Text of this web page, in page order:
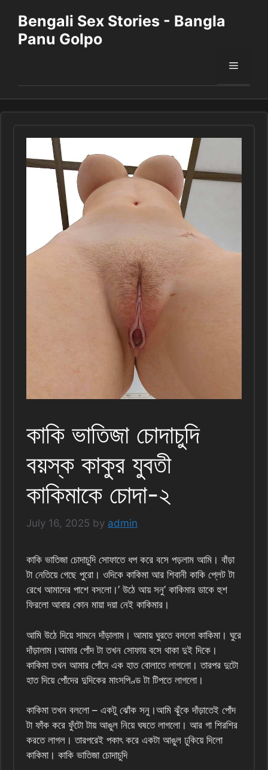
content
Bengali Sex Stories - Bangla
Panu Golpo
Menu
কাকি ভাতিজা চোদাচুদি
বয়স্ক কাকুর যুবতী
কাকিমাকে চোদা-২
July 16, 2025 by admin
কাকি ভাতিজা চোদাচুদি সোফাতে ধপ করে বসে পড়লাম আমি। বাঁড়া
টা নেতিয়ে গেছে পুরো। ওদিকে কাকিমা আর শিবানী কাকি প্লেট টা
রেখে আমাদের পাশে বসলো।’ উঠে আয় সনু’ কাকিমার ডাকে হুশ
ফিরলো আবার কোন মায়া দয়া নেই কাকিমার।
আমি উঠে দিয়ে সামনে দাঁড়ালাম। আমায় ঘুরতে বললো কাকিমা। ঘুরে
দাঁড়ালাম।আমার পোঁদ টা তখন সোফায় বসে থাকা দুই দিকে।
কাকিমা তখন আমার পোঁদে এক হাত বোলাতে লাগলো। তারপর দুটো
হাত দিয়ে পোঁদের দুদিকের মাংসপিণ্ড টা টিপতে লাগলো।
কাকিমা তখন বললো – একটু ঝোঁক সনু।আমি ঝুঁকে দাঁড়াতেই পোঁদ
টা ফাঁক করে ফুঁটো টায় আঙুল নিয়ে ঘষতে লাগলো। আর গা শিরশির
করতে লাগল। তারপরেই পকাৎ করে একটা আঙুল ঢুকিয়ে দিলো
কাকিমা। কাকি ভাতিজা চোদাচুদি